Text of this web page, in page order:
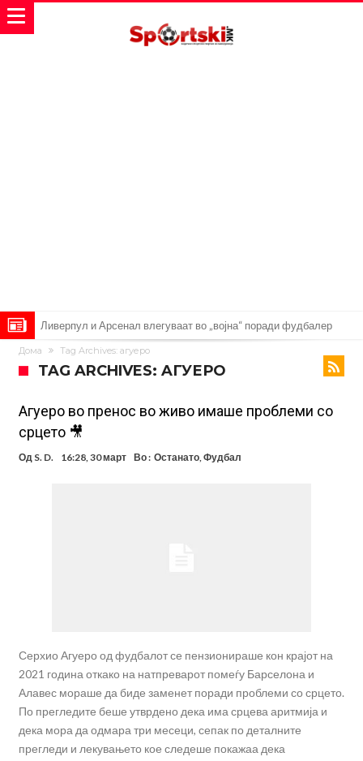
Ливерпул и Арсенал влегуваат во „војна“ поради фудбалер
вреден 69 милиони евра!
Кој го убеди Родри да ја избере Барселона?
Инфантино го возвраќа ударот, кој сè досега го поддржал?
„Влегувам на стадионот за да го разнесам Меси со четири бомби“
Реал потроши повеќе од 200 милиони евра, но не го затвора
паричникот – ќе има уште засилувања!
После распродажба, време е Њукасл да ја отвори касата, дали
Дома Tag Archives: aгуеро
TAG ARCHIVES: AГУЕРО
Агуеро во пренос во живо имаше проблеми со
срцето 🎥
Од S. D. 16:28, 30 март Во : Останато, Фудбал
Серхио Агуеро од фудбалот се пензионираше кон крајот на
2021 година откако на натпреварот помеѓу Барселона и
Алавес мораше да биде заменет поради проблеми со срцето.
По прегледите беше утврдено дека има срцева аритмија и
дека мора да одмара три месеци, сепак по деталните
прегледи и лекувањето кое следеше покажаа дека